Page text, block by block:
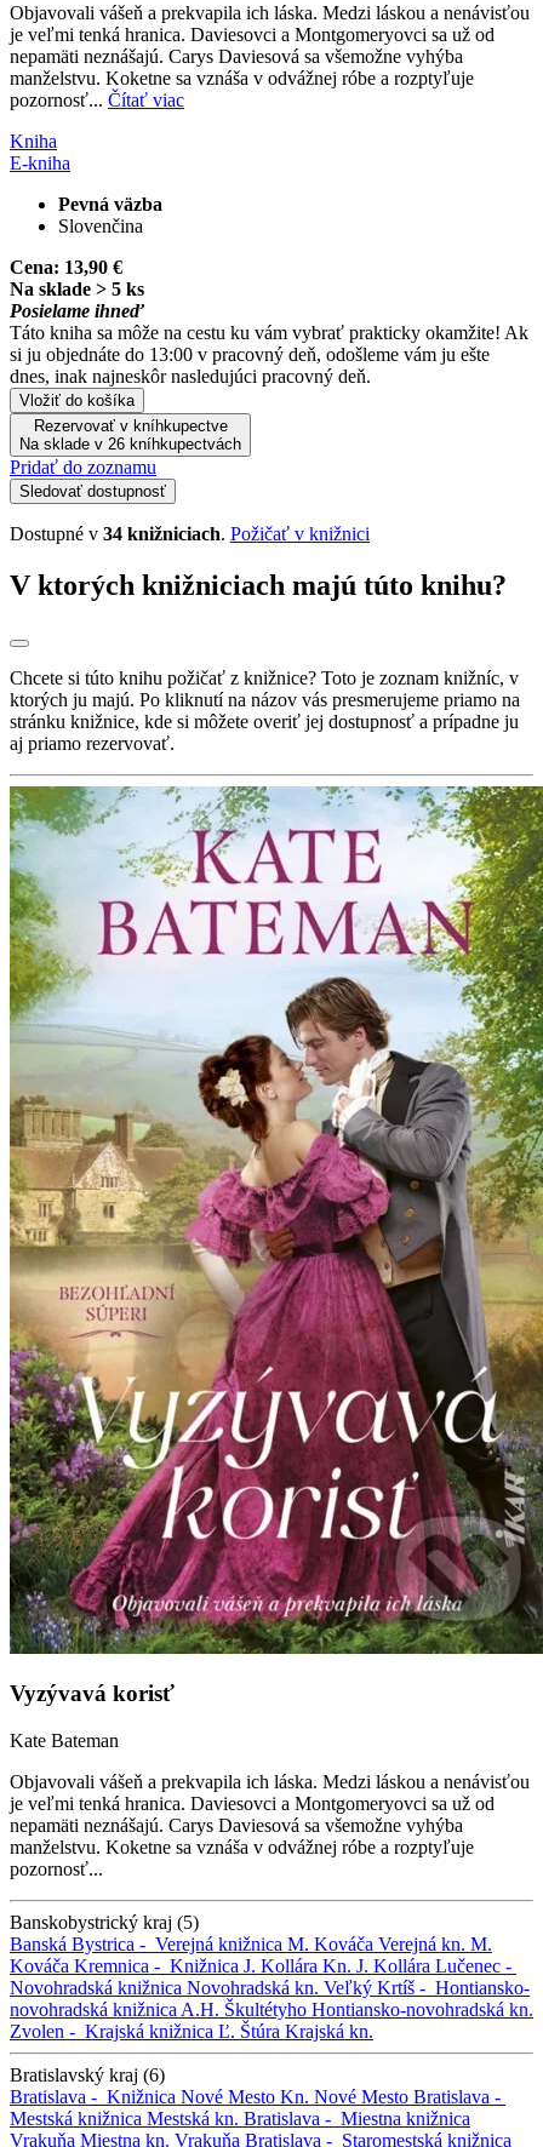
Objavovali vášeň a prekvapila ich láska. Medzi láskou a nenávisťou
je veľmi tenká hranica. Daviesovci a Montgomeryovci sa už od
nepamäti neznášajú. Carys Daviesová sa všemožne vyhýba
manželstvu. Koketne sa vznáša v odvážnej róbe a rozptyľuje
pozornosť... Čítať viac
Kniha
E-kniha
Pevná väzba
Slovenčina
Cena: 13,90 €
Na sklade > 5 ks
Posielame ihneď
Táto kniha sa môže na cestu ku vám vybrať prakticky okamžite! Ak
si ju objednáte do 13:00 v pracovný deň, odošleme vám ju ešte
dnes, inak najneskôr nasledujúci pracovný deň.
Vložiť do košíka
Rezervovať v kníhkupectve
Na sklade v 26 kníhkupectvách
Pridať do zoznamu
Sledovať dostupnosť
Dostupné v 34 knižniciach. Požičať v knižnici
V ktorých knižniciach majú túto knihu?
Chcete si túto knihu požičať z knižnice? Toto je zoznam knižníc, v
ktorých ju majú. Po kliknutí na názov vás presmerujeme priamo na
stránku knižnice, kde si môžete overiť jej dostupnosť a prípadne ju
aj priamo rezervovať.
Vyzývavá korisť
Kate Bateman
Objavovali vášeň a prekvapila ich láska. Medzi láskou a nenávisťou
je veľmi tenká hranica. Daviesovci a Montgomeryovci sa už od
nepamäti neznášajú. Carys Daviesová sa všemožne vyhýba
manželstvu. Koketne sa vznáša v odvážnej róbe a rozptyľuje
pozornosť...
Banskobystrický kraj (5)
Banská Bystrica - Verejná knižnica M. Kováča Verejná kn. M.
Kováča Kremnica - Knižnica J. Kollára Kn. J. Kollára Lučenec -
Novohradská knižnica Novohradská kn. Veľký Krtíš - Hontiansko-
novohradská knižnica A.H. Škultétyho Hontiansko-novohradská kn.
Zvolen - Krajská knižnica Ľ. Štúra Krajská kn.
Bratislavský kraj (6)
Bratislava - Knižnica Nové Mesto Kn. Nové Mesto Bratislava -
Mestská knižnica Mestská kn. Bratislava - Miestna knižnica
Vrakuňa Miestna kn. Vrakuňa Bratislava - Staromestská knižnica